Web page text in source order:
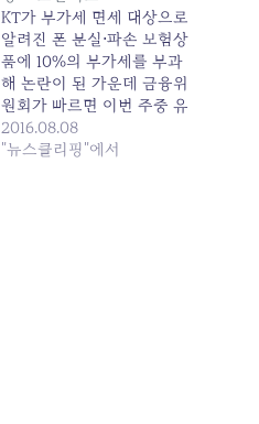
KT가 부가세 면세 대상으로
알려진 폰 분실⋅파손 보험상
품에 10%의 부가세를 부과
해 논란이 된 가운데 금융위
원회가 빠르면 이번 주중 유
권 해석을 내놓는다. 연합뉴
스 제공8일 미래창조과학부
2016.08.08
"뉴스클리핑"에서